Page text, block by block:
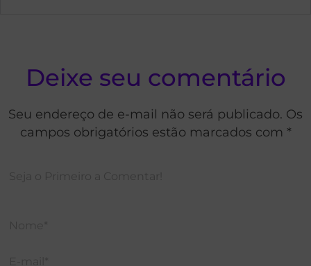
Deixe seu comentário
Seu endereço de e-mail não será publicado. Os
campos obrigatórios estão marcados com *